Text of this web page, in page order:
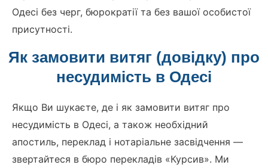
Одесі без черг, бюрократії та без вашої особистої
присутності.
Як замовити витяг (довідку) про
несудимість в Одесі
Якщо Ви шукаєте, де і як замовити витяг про
несудимість в Одесі, а також необхідний
апостиль, переклад і нотаріальне засвідчення —
звертайтеся в бюро перекладів «Курсив». Ми